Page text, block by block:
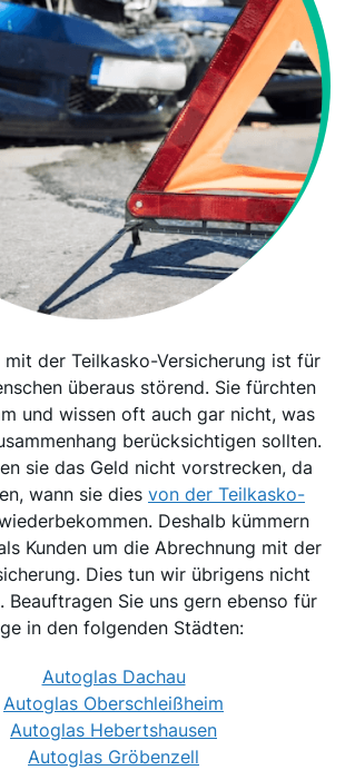
mit der Teilkasko-Versicherung ist für
überaus störend. Sie fürchten
und wissen oft auch gar nicht, was
berücksichtigen sollten.
sie das Geld nicht vorstrecken, da
wann sie dies von der Teilkasko-
Deshalb kümmern
Kunden um die Abrechnung mit der
Dies tun wir übrigens nicht
Beauftragen Sie uns gern ebenso für
in den folgenden Städten:
Autoglas Dachau
Autoglas Oberschleißheim
Autoglas Hebertshausen
Autoglas Gröbenzell